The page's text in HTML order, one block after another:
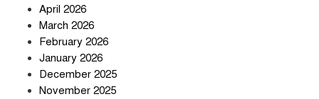
April 2026
March 2026
February 2026
January 2026
December 2025
November 2025